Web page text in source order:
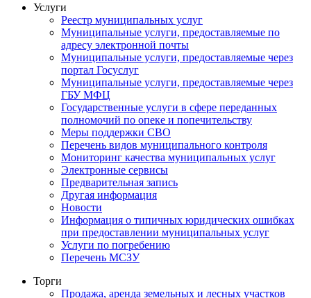
Услуги
Реестр муниципальных услуг
Муниципальные услуги, предоставляемые по
адресу электронной почты
Муниципальные услуги, предоставляемые через
портал Госуслуг
Муниципальные услуги, предоставляемые через
ГБУ МФЦ
Государственные услуги в сфере переданных
полномочий по опеке и попечительству
Меры поддержки СВО
Перечень видов муниципального контроля
Мониторинг качества муниципальных услуг
Электронные сервисы
Предварительная запись
Другая информация
Новости
Информация о типичных юридических ошибках
при предоставлении муниципальных услуг
Услуги по погребению
Перечень МСЗУ
Торги
Продажа, аренда земельных и лесных участков